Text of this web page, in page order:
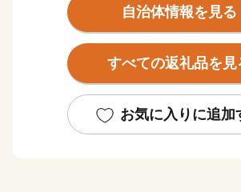
いまに残すまちです。
国の重要伝統的建造物群保存地区に
と瀬戸内海に浮
かぶ大久野島には多くの観光客が訪れ
原市」をテーマに
活力あるまちづくりを推進しています
自治体情報を見る
すべての返礼品を見
お気に入りに追加